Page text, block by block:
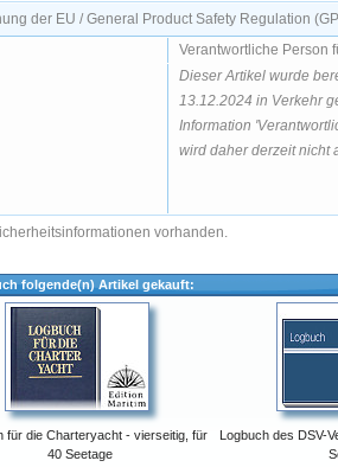
der EU / General Product Safety Regulation
Verantwortliche Person
Dieser Artikel wurde
13.12.2024 in Verkehr
Information
wird daher derzeit nicht
vorhanden.
folgende(n) Artikel gekauft:
für die Charteryacht - vierseitig, für
40 Seetage
Logbuch des DSV-